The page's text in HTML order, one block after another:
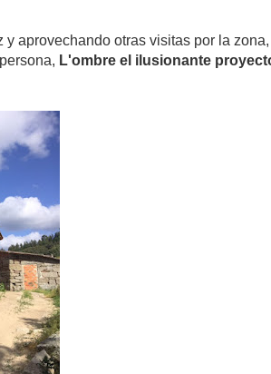
aprovechando otras visitas por la
L'ombre el ilusionante